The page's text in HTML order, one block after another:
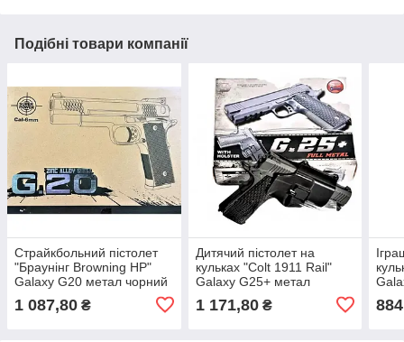
Подібні товари компанії
Страйкбольний пістолет
"Браунінг Browning HP"
Galaxy G20 метал чорний
1 087,80 ₴
Дитячий пістолет на
кульках "Colt 1911 Rail"
Galaxy G25+ метал
1 171,80₴